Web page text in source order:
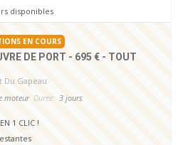
disponibles
EN COURS
DE PORT - 695 € - TOUT
Du Gapeau
moteur Durée: 3 jours
1 CLIC !